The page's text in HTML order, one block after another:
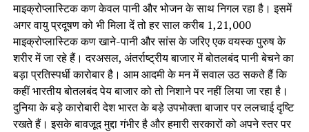
माइक्रोप्लास्टिक कण केवल पानी और भोजन के साथ निगल रहा है। इसमें
अगर वायु प्रदूषण को भी मिला दें तो हर साल करीब 1,21,000
माइक्रोप्लास्टिक कण खाने-पानी और सांस के जरिए एक वयस्क पुरुष के
शरीर में जा रहे हैं। दरअसल, अंतर्राष्ट्रीय बाजार में बोतलबंद पानी बेचने का
बड़ा प्रतिस्पर्धी कारोबार है। आम आदमी के मन में सवाल उठ सकते हैं कि
कहीं भारतीय बोतलबंद पेय बाजार को तो निशाने पर नहीं लिया जा रहा है।
दुनिया के बड़े कारोबारी देश भारत के बड़े उपभोक्ता बाजार पर ललचाई दृष्टि
रखते हैं। इसके बावजूद मुद्दा गंभीर है और हमारी सरकारों को अपने स्तर पर